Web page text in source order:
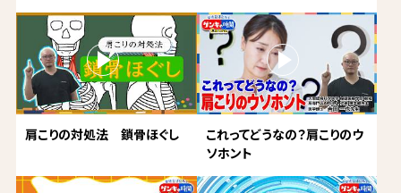
肩こりの対処法 鎖骨ほぐし
これってどうなの？肩こりのウ
ソホント